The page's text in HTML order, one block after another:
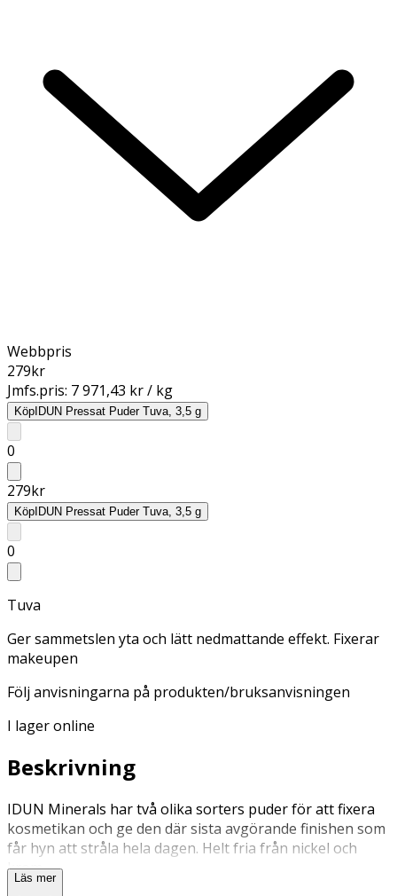
Webbpris
279kr
Jmfs.pris: 7 971,43 kr / kg
KöpIDUN Pressat Puder Tuva, 3,5 g
0
279kr
KöpIDUN Pressat Puder Tuva, 3,5 g
0
Tuva
Ger sammetslen yta och lätt nedmattande effekt. Fixerar
makeupen
Följ anvisningarna på produkten/bruksanvisningen
I lager online
Beskrivning
IDUN Minerals har två olika sorters puder för att fixera
kosmetikan och ge den där sista avgörande finishen som
får hyn att stråla hela dagen. Helt fria från nickel och
krom.
Läs mer